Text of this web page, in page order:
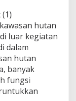
hutan
luar kegiatan
dalam
hutan
banyak
fungsi